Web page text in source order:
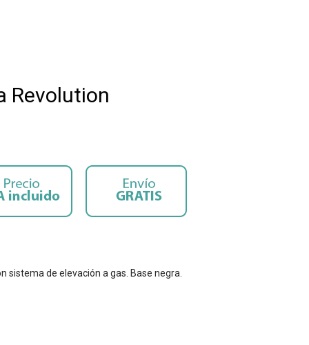
Revolution
sistema de elevación a gas. Base negra.